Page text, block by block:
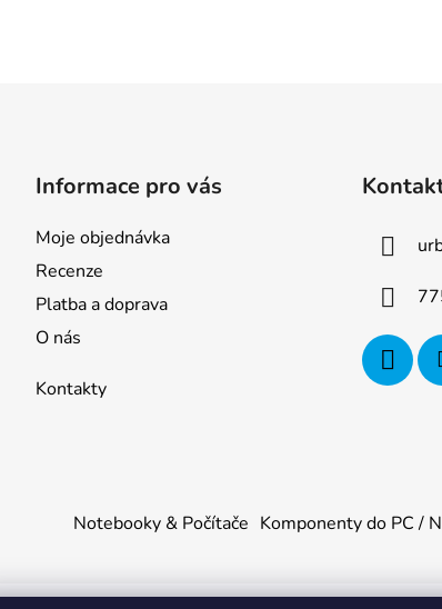
Informace pro vás
Moje objednávka
Recenze
Platba a doprava
O nás
Kontakty
Notebooky & Počítače Komponenty do PC /